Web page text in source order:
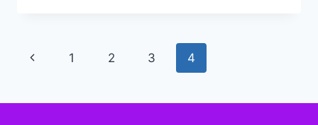
BLOG
CHAT
Navegação
Página
1 2 3 4